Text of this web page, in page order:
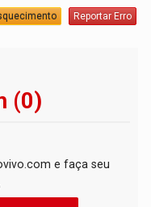
Reportar Erro
(0)
e faça seu